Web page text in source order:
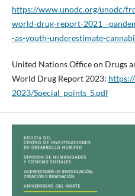
https://www.unodc.org/unodc/
world-drug-report-2021_-
-as-youth-underestimate-
United Nations Office on Drugs
World Drug Report 2023:
2023/Special_points_S.pdf